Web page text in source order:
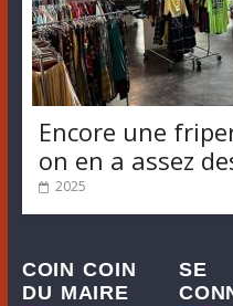
Encore une
on en a assez
2025
COIN COIN
DU MAIRE
SE